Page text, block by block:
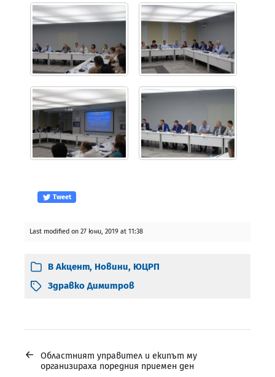
Tweet
Last modified on 27 юни, 2019 at 11:38
В Акцент, Новини, ЮЦРП
Здравко Димитров
←
Областният управител и екипът му
организираха поредния приемен ден